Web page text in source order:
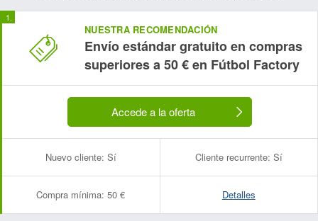
NUESTRA RECOMENDACIÓN
Envío estándar gratuito en compras
superiores a 50 € en Fútbol Factory
Accede a la oferta
Nuevo cliente: Sí Cliente recurrente: Sí
Compra mínima: 50 € Detalles